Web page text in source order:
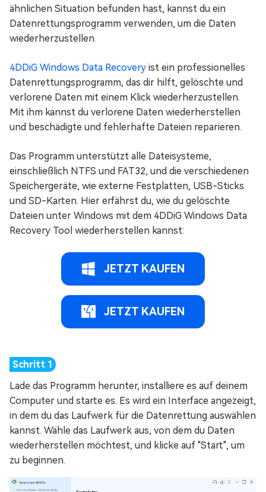
ähnlichen Situation befunden hast, kannst du ein
Datenrettungsprogramm verwenden, um die Daten
wiederherzustellen.
4DDiG Windows Data Recovery ist ein professionelles
Datenrettungsprogramm, das dir hilft, gelöschte und
verlorene Daten mit einem Klick wiederherzustellen.
Mit ihm kannst du verlorene Daten wiederherstellen
und beschädigte und fehlerhafte Dateien reparieren.
Das Programm unterstützt alle Dateisysteme,
einschließlich NTFS und FAT32, und die verschiedenen
Speichergeräte, wie externe Festplatten, USB-Sticks
und SD-Karten. Hier erfährst du, wie du gelöschte
Dateien unter Windows mit dem 4DDiG Windows Data
Recovery Tool wiederherstellen kannst:
JETZT KAUFEN
JETZT KAUFEN
Lade das Programm herunter, installiere es auf deinem
Computer und starte es. Es wird ein Interface angezeigt,
in dem du das Laufwerk für die Datenrettung auswählen
kannst. Wähle das Laufwerk aus, von dem du Daten
wiederherstellen möchtest, und klicke auf "Start", um
zu beginnen.